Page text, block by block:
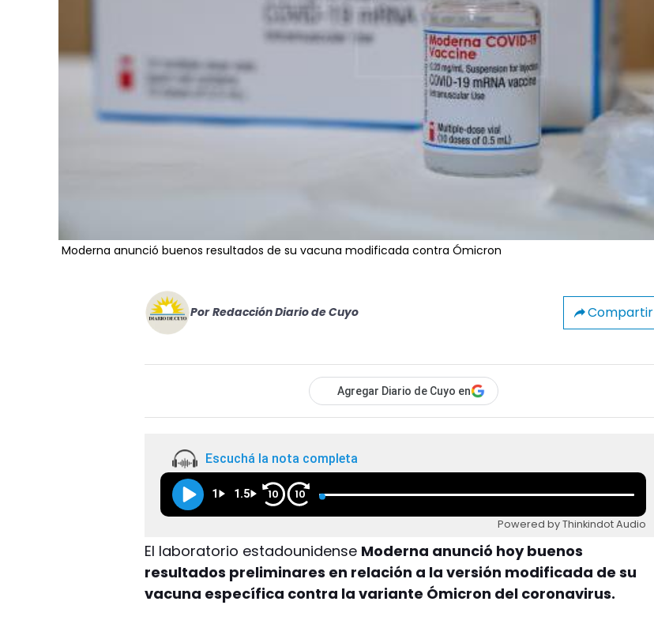
Moderna anunció buenos resultados de su vacuna modificada contra Ómicron
Por Redacción Diario de Cuyo Compartir
Agregar Diario de Cuyo en
Escuchá la nota completa
1 1.5 10 10
Powered by Thinkindot Audio
El laboratorio estadounidense Moderna anunció hoy buenos
resultados preliminares en relación a la versión modificada de su
vacuna específica contra la variante Ómicron del coronavirus.